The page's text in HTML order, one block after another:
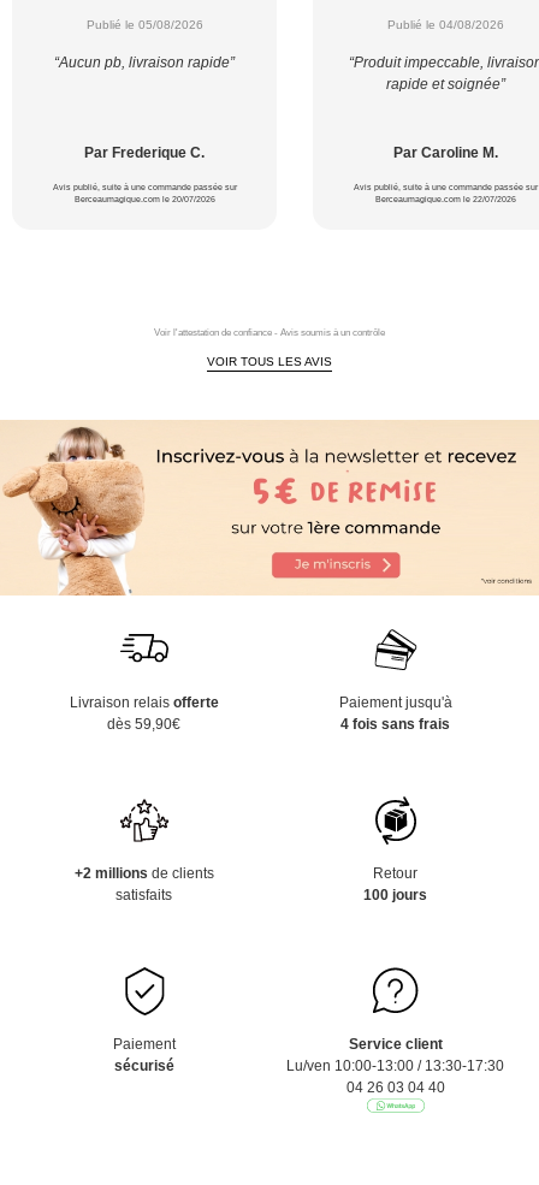
Publié le 05/08/2026
“Aucun pb, livraison rapide”
Par Frederique C.
Avis publié, suite à une commande passée sur
Berceaumagique.com le 20/07/2026
Publié le 04/08/2026
“Produit impeccable,
rapide et soignée”
Par Caroline M.
Avis publié, suite à une commande passée sur
Berceaumagique.com le 22/07/2026
Voir l'attestation de confiance - Avis soumis à un contrôle
VOIR TOUS LES AVIS
Livraison relais offerte
dès 59,90€
Paiement jusqu'à
4 fois sans frais
+2 millions de clients
satisfaits
Retour
100 jours
Paiement
sécurisé
Service client
Lu/ven 10:00-13:00 / 13:30-17:30
04 26 03 04 40